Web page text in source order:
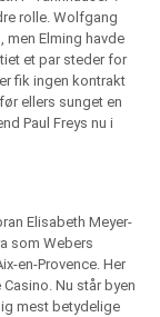
rolle. Wolfgang
men Elming havde
et par steder for
fik ingen kontrakt
ellers sunget en
Paul Freys nu i
Elisabeth Meyer-
som Webers
en-Provence. Her
Nu står byen
mest betydelige